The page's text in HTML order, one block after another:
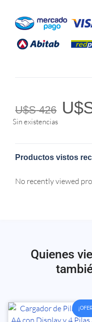
U$S426
Sin existencias
Productos vistos
No recently viewed
Quienes